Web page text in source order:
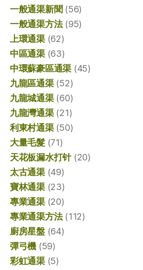
一般通渠新聞 (56)
一般通渠方法(95)
上環通渠(62)
中區通渠(63)
中環蘇豪區通渠 (45)
九龍區通渠(52)
九龍城通渠(60)
九龍灣通渠(21)
利東村通渠(50)
大量毛髮(71)
天花板漏水打针(20)
太古通渠(49)
寶林通渠(23)
專業通渠(20)
專業通渠方法(112)
廚房星盤(64)
彈弓機 (59)
彩虹通渠(5)